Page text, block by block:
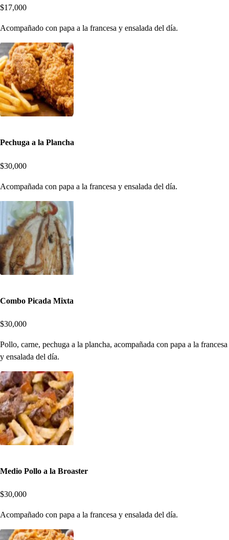
$17,000
Acompañado con papa a la francesa y ensalada del día.
Pechuga a la Plancha
$30,000
Acompañada con papa a la francesa y ensalada del día.
Combo Picada Mixta
$30,000
Pollo, carne, pechuga a la plancha, acompañada con papa a la francesa
y ensalada del día.
Medio Pollo a la Broaster
$30,000
Acompañado con papa a la francesa y ensalada del día.